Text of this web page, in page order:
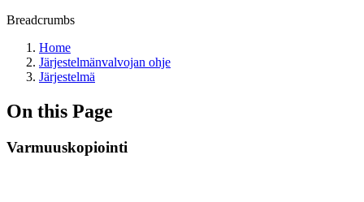
Breadcrumbs
Home
Järjestelmänvalvojan ohje
Järjestelmä
On this Page
Varmuuskopiointi